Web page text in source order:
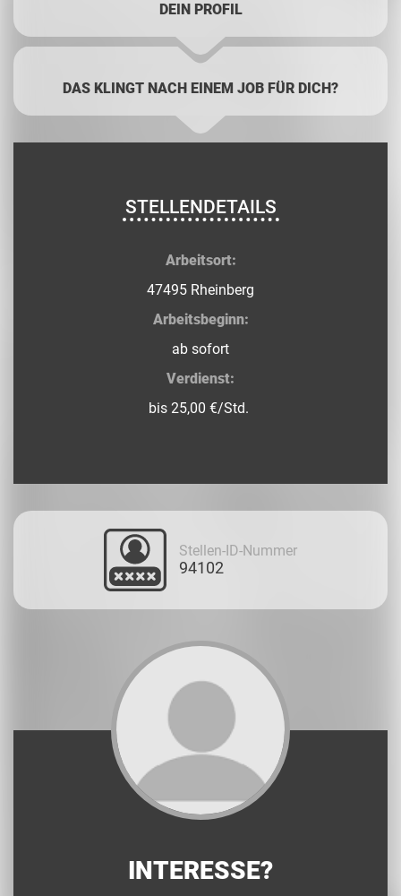
DEIN PROFIL
DAS KLINGT NACH EINEM JOB FÜR DICH?
STELLENDETAILS
Arbeitsort:
47495 Rheinberg
Arbeitsbeginn:
ab sofort
Verdienst:
bis 25,00 €/Std.
Stellen-ID-Nummer
94102
INTERESSE?